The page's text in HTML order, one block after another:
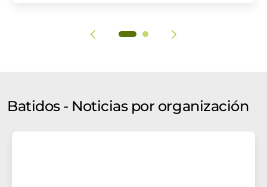
Batidos - Noticias por organización